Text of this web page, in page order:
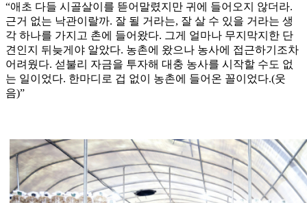
“애초 다들 시골살이를 뜯어말렸지만 귀에 들어오지 않더라.
근거 없는 낙관이랄까. 잘 될 거라는, 잘 살 수 있을 거라는 생
각 하나를 가지고 촌에 들어왔다. 그게 얼마나 무지막지한 단
견인지 뒤늦게야 알았다. 농촌에 왔으나 농사에 접근하기조차
어려웠다. 섣불리 자금을 투자해 대충 농사를 시작할 수도 없
는 일이었다. 한마디로 겁 없이 농촌에 들어온 꼴이었다.(웃
음)”